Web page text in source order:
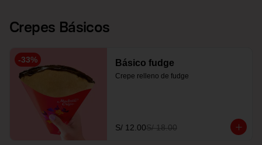
Crepes Básicos
-33% Básico fudge
Crepe relleno de fudge
S/ 12.00S/ 18.00